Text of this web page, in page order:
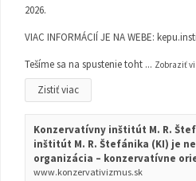
2026.
VIAC INFORMÁCIÍ JE NA WEBE:
Tešíme sa na spustenie toht ... Zobraziť
Zistiť viac
Konzervatívny inštitút M. R.
inštitút M. R. Štefánika (KI) je
organizácia – konzervatívne
www.konzervativizmus.sk